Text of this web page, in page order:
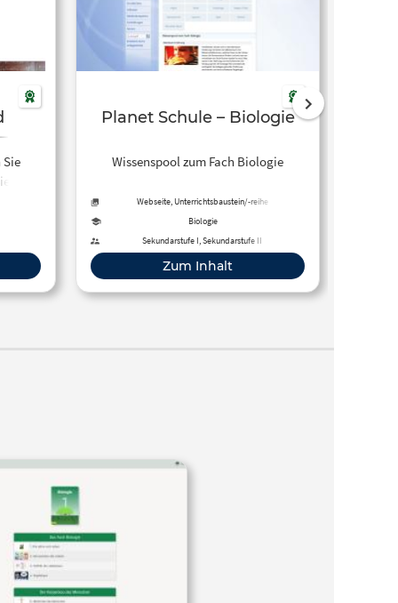
Planet Schule – Biologie
Wissenspool zum Fach Biologie
Webseite, Unterrichtsbaustein/-reihe
Biologie
Sekundarstufe I, Sekundarstufe II
Zum Inhalt